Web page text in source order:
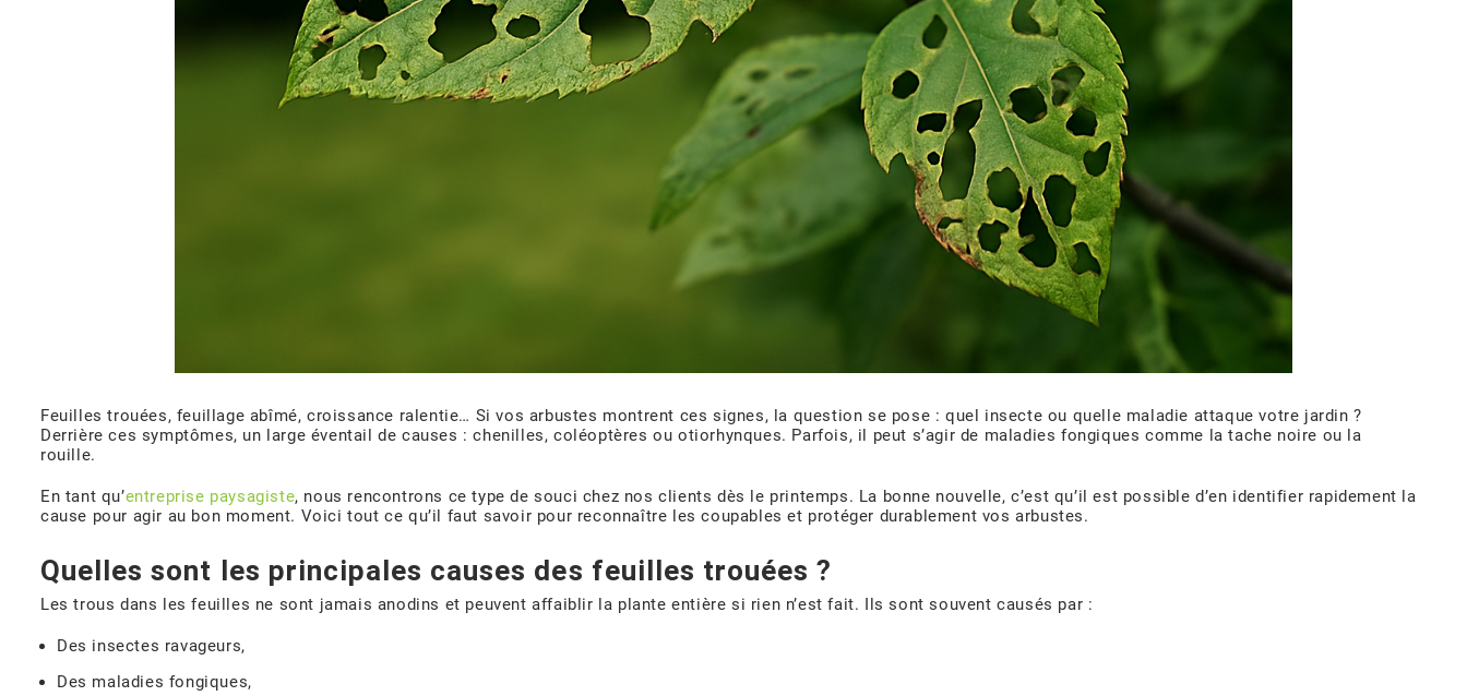
Feuilles trouées, feuillage abîmé, croissance ralentie… Si vos arbustes montrent ces signes, la question se pose : quel insecte ou quelle maladie attaque votre jardin ?
Derrière ces symptômes, un large éventail de causes : chenilles, coléoptères ou otiorhynques. Parfois, il peut s’agir de maladies fongiques comme la tache noire ou la
rouille.
En tant qu’entreprise paysagiste, nous rencontrons ce type de souci chez nos clients dès le printemps. La bonne nouvelle, c’est qu’il est possible d’en identifier rapidement la
cause pour agir au bon moment. Voici tout ce qu’il faut savoir pour reconnaître les coupables et protéger durablement vos arbustes.
Quelles sont les principales causes des feuilles trouées ?
Les trous dans les feuilles ne sont jamais anodins et peuvent affaiblir la plante entière si rien n’est fait. Ils sont souvent causés par :
Des insectes ravageurs,
Des maladies fongiques,